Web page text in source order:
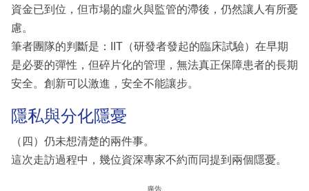
資金已到位，但市場的虛火與監管的滯後，仍然讓人有所憂
慮。
筆者團隊的判斷是：IIT（研發者發起的臨床試驗）在早期
是必要的彈性，但碎片化的管理，無法真正保障患者的長期
安全。創新可以激進，安全不能讓步。
隱私與分化隱憂
（四）仍未想清楚的兩件事。
這次走訪過程中，幾位資深專家不約而同提到兩個隱憂。
廣告